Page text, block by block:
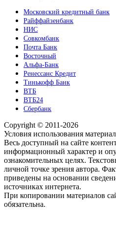
Московский кредитный банк
Райффайзенбанк
НИС
Совкомбанк
Почта Банк
Восточный
Альфа-Банк
Ренессанс Кредит
Тинькофф Банк
ВТБ
ВТБ24
Сбербанк
Copyright © 2011-2026
Условия использования
Весь доступный на сайте
информационный характер и
ознакомительных целях.
личной точке зрения автора.
приведены на основании
источниках интернета.
При копировании материалов
обязательна.